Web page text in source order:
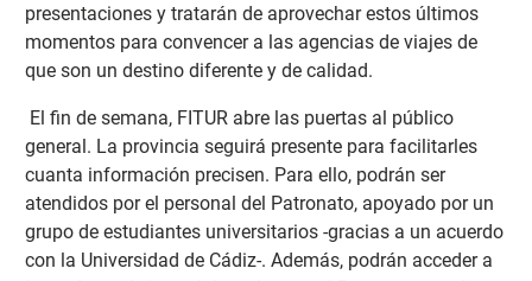
presentaciones y tratarán de aprovechar estos últimos
momentos para convencer a las agencias de viajes de
que son un destino diferente y de calidad.
El fin de semana, FITUR abre las puertas al público
general. La provincia seguirá presente para facilitarles
cuanta información precisen. Para ello, podrán ser
atendidos por el personal del Patronato, apoyado por un
grupo de estudiantes universitarios -gracias a un acuerdo
con la Universidad de Cádiz-. Además, podrán acceder a